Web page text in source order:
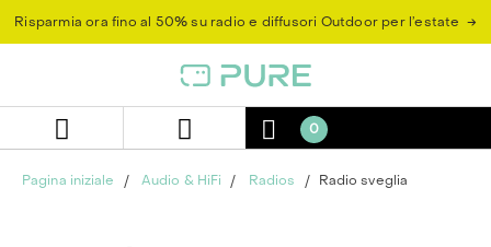
Risparmia ora fino al 50% su radio e diffusori Outdoor per l’estate →
0
Pagina iniziale Audio & HiFi Radios Radio sveglia